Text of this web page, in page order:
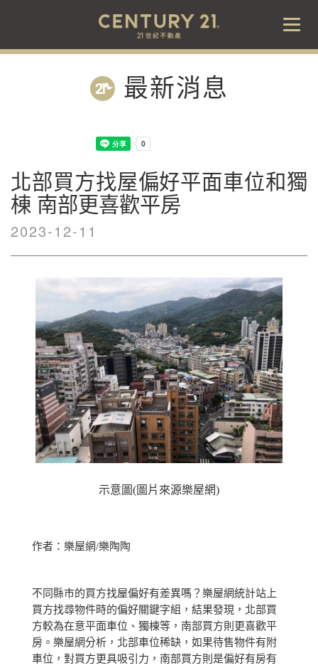
最新消息
北部買方找屋偏好平面車位和獨
棟 南部更喜歡平房
2023-12-11
示意圖(圖片來源樂屋網)
作者：樂屋網/樂陶陶
不同縣市的買方找屋偏好有差異嗎？樂屋網統計站上
買方找尋物件時的偏好關鍵字組，結果發現，北部買
方較為在意平面車位、獨棟等，南部買方則更喜歡平
房。樂屋網分析，北部車位稀缺，如果待售物件有附
車位，對買方更具吸引力，南部買方則是偏好有房有